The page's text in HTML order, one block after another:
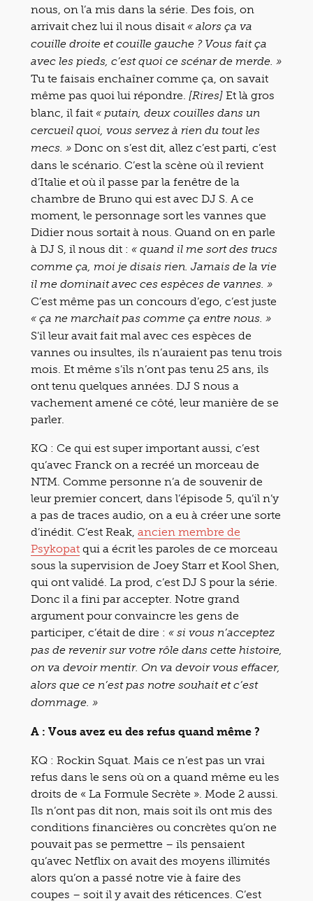
nous, on l’a mis dans la série. Des fois, on
arrivait chez lui il nous disait « alors ça va
couille droite et couille gauche ? Vous fait ça
avec les pieds, c’est quoi ce scénar de merde. »
Tu te faisais enchaîner comme ça, on savait
même pas quoi lui répondre.
[Rires] Et là gros
blanc, il fait « putain, deux couilles dans un
cercueil quoi, vous servez à rien du tout les
mecs. » Donc on s’est dit, allez c’est parti, c’est
dans le scénario. C’est la scène où il revient
d’Italie et où il passe par la fenêtre de la
chambre de Bruno qui est avec DJ S. A ce
moment, le personnage sort les vannes que
Didier nous sortait à nous. Quand on en parle
à DJ S, il nous dit : « quand il me sort des trucs
comme ça, moi je disais rien. Jamais de la vie
il me dominait avec ces espèces de vannes. »
C’est même pas un concours d’ego, c’est juste
« ça ne marchait pas comme ça entre nous. »
S’il leur avait fait mal avec ces espèces de
vannes ou insultes, ils n’auraient pas tenu trois
mois. Et même s’ils n’ont pas tenu 25 ans, ils
ont tenu quelques années. DJ S nous a
vachement amené ce côté, leur manière de se
parler.
KQ : Ce qui est super important aussi, c’est
qu’avec Franck on a recréé un morceau de
NTM. Comme personne n’a de souvenir de
leur premier concert, dans l’épisode 5, qu’il n’y
a pas de traces audio, on a eu à créer une sorte
d’inédit. C’est Reak, ancien membre de
Psykopat qui a écrit les paroles de ce morceau
sous la supervision de Joey Starr et Kool Shen,
qui ont validé. La prod, c’est DJ S pour la série.
Donc il a fini par accepter. Notre grand
argument pour convaincre les gens de
participer, c’était de dire : « si vous n’acceptez
pas de revenir sur votre rôle dans cette histoire,
on va devoir mentir. On va devoir vous effacer,
alors que ce n’est pas notre souhait et c’est
dommage. »
A : Vous avez eu des refus quand même ?
KQ : Rockin Squat. Mais ce n’est pas un vrai
refus dans le sens où on a quand même eu les
droits de « La Formule Secrète ». Mode 2 aussi.
Ils n’ont pas dit non, mais soit ils ont mis des
conditions financières ou concrètes qu’on ne
pouvait pas se permettre – ils pensaient
qu’avec Netflix on avait des moyens illimités
alors qu’on a passé notre vie à faire des
coupes – soit il y avait des réticences. C’est